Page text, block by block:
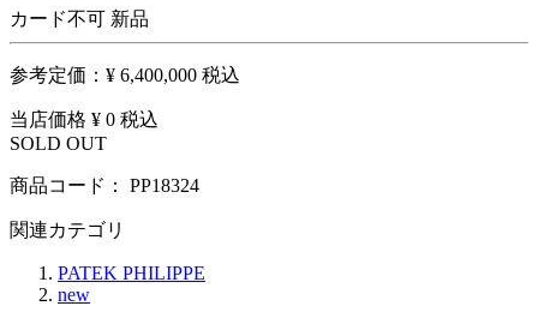
カード不可 新品
参考定価： ¥ 6,400,000 税込
当店価格 ¥ 0 税込
SOLD OUT
商品コード： PP18324
関連カテゴリ
PATEK PHILIPPE
new